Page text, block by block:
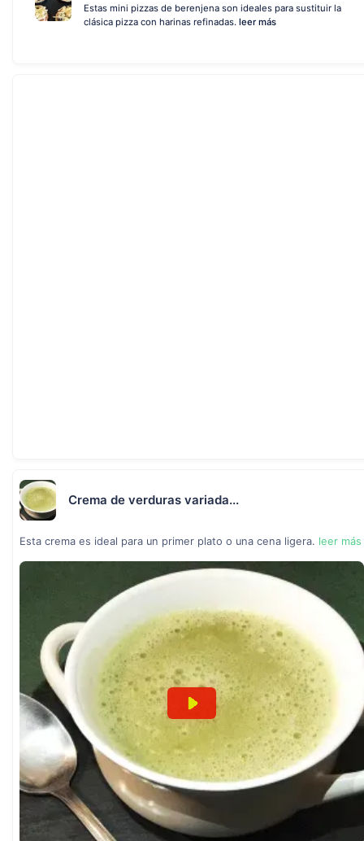
Estas mini pizzas de berenjena son ideales para sustituir la
clásica pizza con harinas refinadas. leer más
Crema de verduras variada...
Esta crema es ideal para un primer plato o una cena ligera. leer más